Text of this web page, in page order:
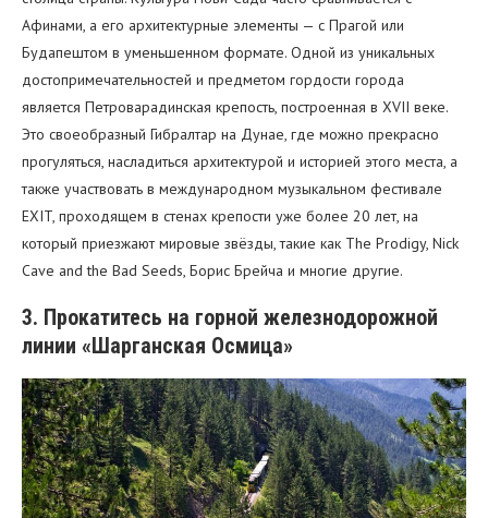
Афинами, а его архитектурные элементы — с Прагой или
Будапештом в уменьшенном формате. Одной из уникальных
достопримечательностей и предметом гордости города
является Петроварадинская крепость, построенная в XVII веке.
Это своеобразный Гибралтар на Дунае, где можно прекрасно
прогуляться, насладиться архитектурой и историей этого места, а
также участвовать в международном музыкальном фестивале
EXIT, проходящем в стенах крепости уже более 20 лет, на
который приезжают мировые звёзды, такие как The Prodigy, Nick
Cave and the Bad Seeds, Борис Брейча и многие другие.
3. Прокатитесь на горной железнодорожной
линии «Шарганская Осмица»